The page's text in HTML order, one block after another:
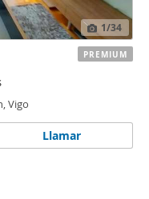
1/34
Vigo
Llamar
PREMIUM